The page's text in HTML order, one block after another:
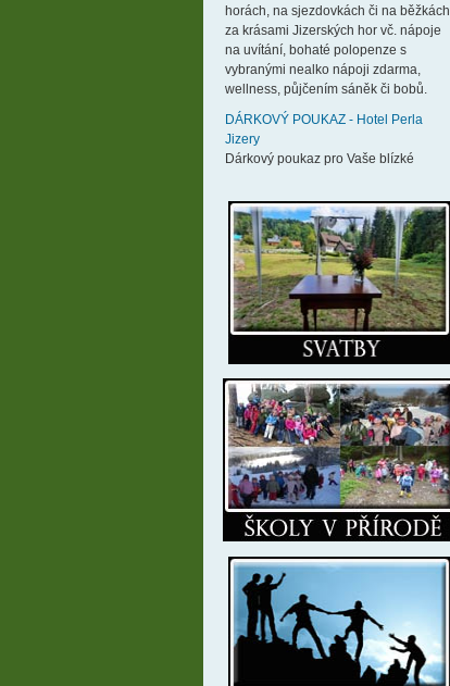
horách, na sjezdovkách či na běžkách
za krásami Jizerských hor vč. nápoje
na uvítání, bohaté polopenze s
vybranými nealko nápoji zdarma,
wellness, půjčením sáněk či bobů.
DÁRKOVÝ POUKAZ - Hotel Perla
Jizery
Dárkový poukaz pro Vaše blízké